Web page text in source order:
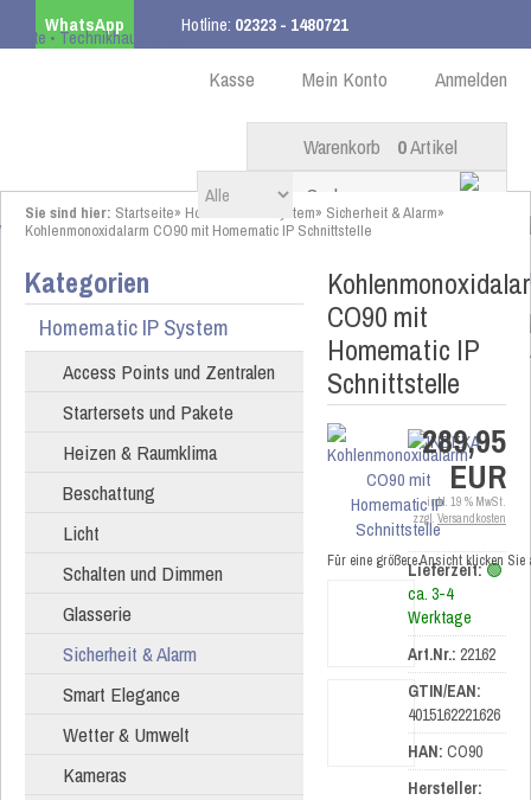
WhatsApp Hotline: 02323 - 1480721
ab 99,00 € innerhalb DE Anmelden
Mein Konto
Kasse
Warenkorb 0Artikel
Sie sind hier: Startseite» Homematic IP System» Sicherheit & Alarm»
Kohlenmonoxidalarm CO90 mit Homematic IP Schnittstelle
Kategorien
Homematic IP System
Access Points und Zentralen
Startersets und Pakete
Heizen & Raumklima
Beschattung
Licht
Schalten und Dimmen
Glasserie
Sicherheit & Alarm
Smart Elegance
Wetter & Umwelt
Kameras
CO90 mit
Homematic IP
Schnittstelle
Für eine größere Ansicht klicken
289,95
EUR
inkl. 19 % MwSt.
zzgl. Versandkosten
Lieferzeit:🟢
ca. 3-4
Werktage
Art.Nr.: 22162
GTIN/EAN:
4015162221626
HAN: CO90
Hersteller: